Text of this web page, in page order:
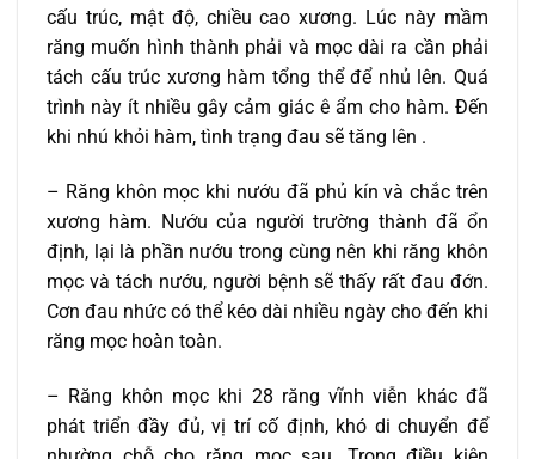
cấu trúc, mật độ, chiều cao xương. Lúc này mầm
răng muốn hình thành phải và mọc dài ra cần phải
tách cấu trúc xương hàm tổng thể để nhủ lên. Quá
trình này ít nhiều gây cảm giác ê ẩm cho hàm. Đến
khi nhú khỏi hàm, tình trạng đau sẽ tăng lên .
– Răng khôn mọc khi nướu đã phủ kín và chắc trên
xương hàm. Nướu của người trường thành đã ổn
định, lại là phần nướu trong cùng nên khi răng khôn
mọc và tách nướu, người bệnh sẽ thấy rất đau đớn.
Cơn đau nhức có thể kéo dài nhiều ngày cho đến khi
răng mọc hoàn toàn.
– Răng khôn mọc khi 28 răng vĩnh viễn khác đã
phát triển đầy đủ, vị trí cố định, khó di chuyển để